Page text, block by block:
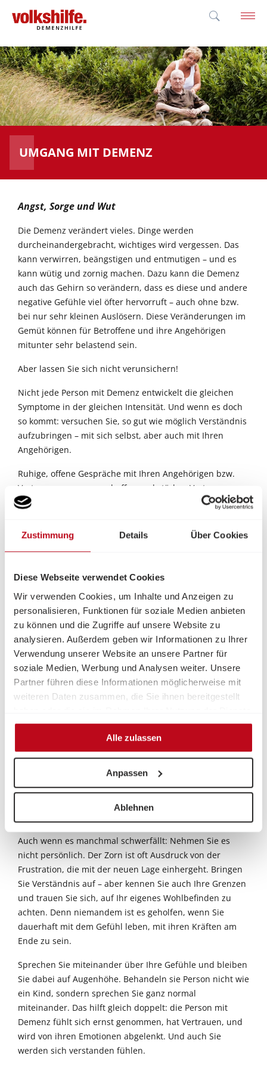
Zustimmung Details Über Cookies
Diese Webseite verwendet Cookies
Wir verwenden Cookies, um Inhalte und Anzeigen zu
personalisieren, Funktionen für soziale Medien anbieten
zu können und die Zugriffe auf unsere Website zu
analysieren. Außerdem geben wir Informationen zu Ihrer
Verwendung unserer Website an unsere Partner für
soziale Medien, Werbung und Analysen weiter. Unsere
Partner führen diese Informationen möglicherweise mit
weiteren Daten zusammen, die Sie ihnen bereitgestellt
gesammelt haben.
Alle zulassen
Anpassen
Ablehnen
UMGANG MIT DEMENZ
Angst, Sorge und Wut
Die Demenz verändert vieles. Dinge werden
durcheinandergebracht, wichtiges wird vergessen. Das
kann verwirren, beängstigen und entmutigen – und es
kann wütig und zornig machen. Dazu kann die Demenz
auch das Gehirn so verändern, dass es diese und andere
negative Gefühle viel öfter hervorruft – auch ohne bzw.
bei nur sehr kleinen Auslösern. Diese Veränderungen im
Gemüt können für Betroffene und ihre Angehörigen
mitunter sehr belastend sein.
Aber lassen Sie sich nicht verunsichern!
Nicht jede Person mit Demenz entwickelt die gleichen
Symptome in der gleichen Intensität. Und wenn es doch
so kommt: versuchen Sie, so gut wie möglich Verständnis
aufzubringen – mit sich selbst, aber auch mit Ihren
Angehörigen.
Ruhige, offene Gespräche mit Ihren Angehörigen bzw.
Vertrauenspersonen schaffen und stärken Vertrauen.
Sprechen Sie über Ihre Ängste und Sorgen. Halten Sie
Schaffen Sie eine Atmosphäre der Geborgenheit und
Einige Personen möchten hell erleuchtete Räume, andere
haben lieber indirektes Licht. Schaffen Sie eine
Wohlfühlatmosphäre.
Wenn Sie pflegende*r Angehörige*r einer Person mit
Demenz sind:
Nehmen Sie sie ernst. Die Demenz kann bei Betroffenen
Sinnestäuschungen oder Halluzinationen hervorrufen:
Dinge, die gar nicht da sind, Ereignisse, die gar nicht
Verständnis. Gehen Sie auf ihre*n Angehörige*n ein und
finden Sie gemeinsam einen Umgang mit der Situation.
Hat die mit Demenz lebende Person z. B. Angst vor
Einbrechern, machen Sie gemeinsam einen Kontrollgang.
Wird die mit Demenz lebende Person wütend oder
zornig, kann dies mitunter persönlich verletzend sein.
Auch wenn es manchmal schwerfällt: Nehmen Sie es
nicht persönlich. Der Zorn ist oft Ausdruck von der
Frustration, die mit der neuen Lage einhergeht. Bringen
Sie Verständnis auf – aber kennen Sie auch Ihre Grenzen
und trauen Sie sich, auf Ihr eigenes Wohlbefinden zu
achten. Denn niemandem ist es geholfen, wenn Sie
dauerhaft mit dem Gefühl leben, mit ihren Kräften am
Ende zu sein.
Sprechen Sie miteinander über Ihre Gefühle und bleiben
Sie dabei auf Augenhöhe. Behandeln sie Person nicht wie
ein Kind, sondern sprechen Sie ganz normal
miteinander. Das hilft gleich doppelt: die Person mit
Demenz fühlt sich ernst genommen, hat Vertrauen, und
wird von ihren Emotionen abgelenkt. Und auch Sie
werden sich verstanden fühlen.